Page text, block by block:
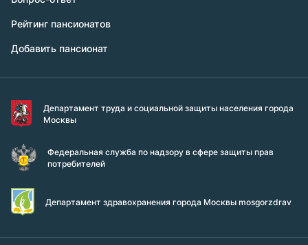
Рейтинг пансионатов
Добавить пансионат
Департамент труда и социальной защиты населения города
Москвы
Федеральная служба по надзору в сфере защиты прав
потребителей
Департамент здравохранения города Москвы mosgorzdrav